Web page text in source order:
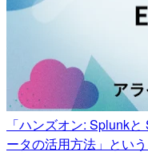
「ハンズオン: Splunk
ータの活用方法」とい